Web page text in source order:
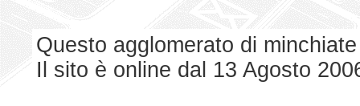
Questo agglomerato di
Il sito è online dal 13 Agosto